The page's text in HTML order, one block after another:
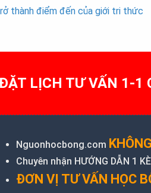
thành điểm đến của giới tri thức
LỊCH TƯ VẤN 1-1
Nguonhocbong.com
Chuyên nhận HƯỚNG DẪN 1
ĐƠN VỊ TƯ VẤN HỌC